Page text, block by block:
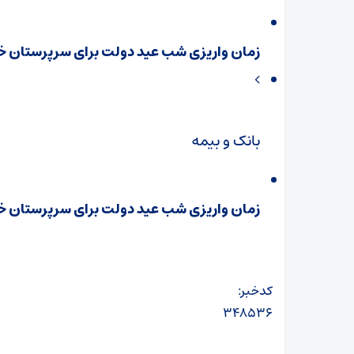
زمان واریزی شب عید دولت برای سرپرستان
بانک و بیمه
زمان واریزی شب عید دولت برای سرپرستان
کدخبر:
۳۴۸۵۳۶